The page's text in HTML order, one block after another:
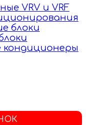
VRV и VRF
блоки